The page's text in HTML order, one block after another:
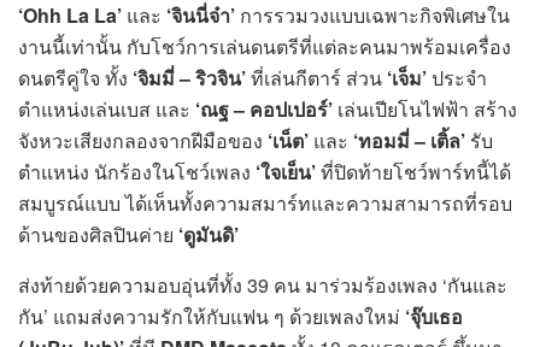
‘Ohh La La’ และ ‘จินนี่จ๋า’ การรวมวงแบบเฉพาะกิจพิเศษใน
งานนี้เท่านั้น กับโชว์การเล่นดนตรีที่แต่ละคนมาพร้อมเครื่อง
ดนตรีคู่ใจ ทั้ง ‘จิมมี่ – ริวจิน’ที่เล่นกีตาร์ ส่วน ‘เจ็ม’ประจำ
ตำแหน่งเล่นเบส และ ‘ณฐ – คอปเปอร์’ เล่นเปียโนไฟฟ้า สร้าง
จังหวะเสียงกลองจากฝีมือของ ‘เน็ต’ และ ‘ทอมมี่ – เติ้ล’ รับ
ตำแหน่ง นักร้องในโชว์เพลง ‘ใจเย็น’ที่ปิดท้ายโชว์พาร์ทนี้ได้
สมบูรณ์แบบ ได้เห็นทั้งความสมาร์ทและความสามารถที่รอบ
ด้านของศิลปินค่าย ‘ดูมันดิ’
ส่งท้ายด้วยความอบอุ่นที่ทั้ง 39 คน มาร่วมร้องเพลง ‘กันและ
กัน’ แถมส่งความรักให้กับแฟน ๆ ด้วยเพลงใหม่ ‘จุ๊บเธอ